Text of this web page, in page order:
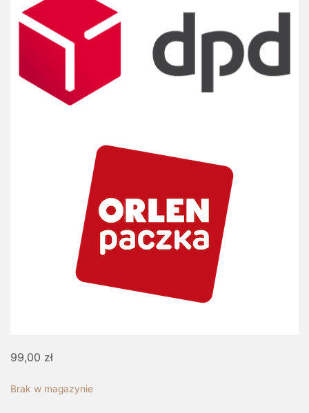
99,00 zł
Brak w magazynie